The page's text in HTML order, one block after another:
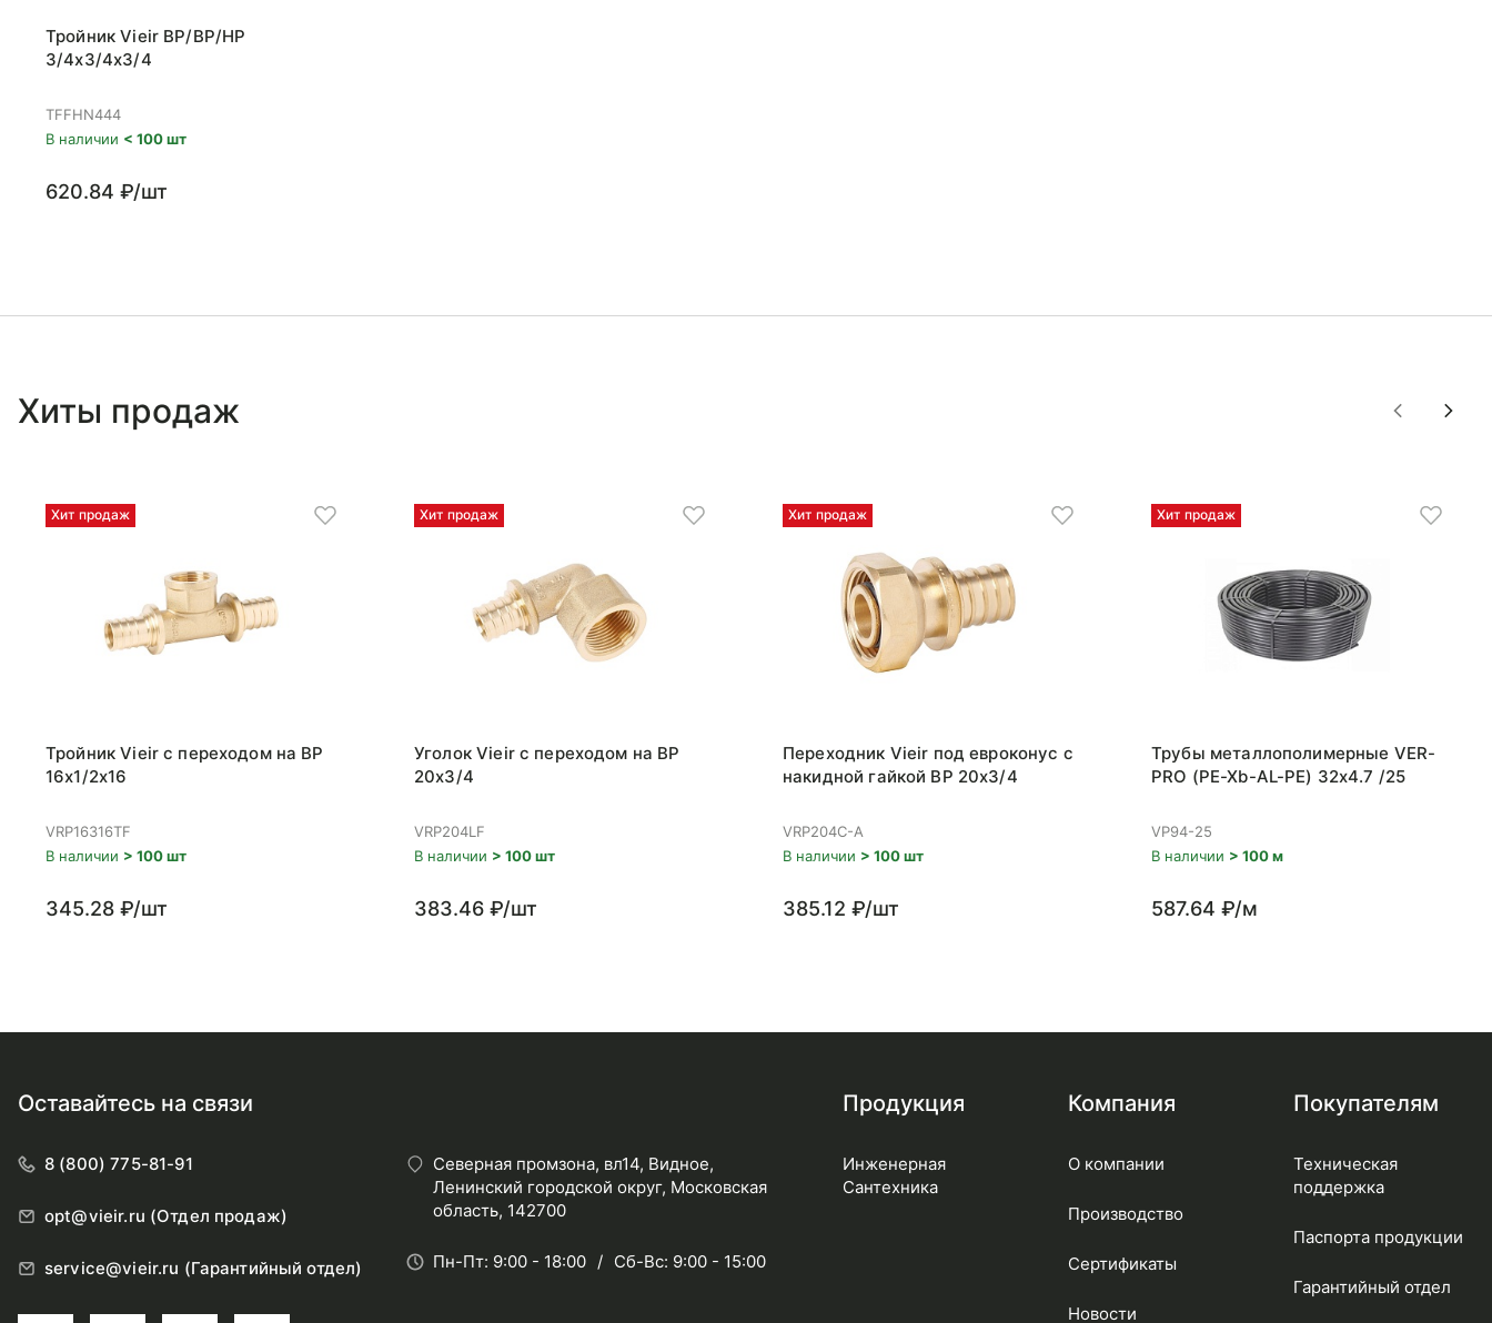
Тройник Vieir ВР/ВР/НР
3/4x3/4x3/4
TFFHN444
В наличии < 100 шт
620.84 ₽/шт
Хиты продаж
Хит продаж
Тройник Vieir с переходом на ВР
16x1/2x16
VRP16316TF
В наличии > 100 шт
345.28 ₽/шт
Хит продаж
Уголок Vieir с переходом на ВР
20x3/4
VRP204LF
В наличии > 100 шт
383.46 ₽/шт
Хит продаж
Переходник Vieir под евроконус с
накидной гайкой ВР 20x3/4
VRP204C-A
В наличии > 100 шт
385.12 ₽/шт
Хит продаж
Трубы металлополимерные VER-
PRO (PE-Xb-AL-PE) 32x4.7 /25
VP94-25
В наличии > 100 м
587.64 ₽/м
Оставайтесь на связи
8 (800) 775-81-91
opt@vieir.ru (Отдел продаж)
service@vieir.ru (Гарантийный отдел)
Северная промзона, вл14, Видное,
Ленинский городской округ, Московская
область, 142700
Пн-Пт: 9:00 - 18:00 Сб-Вс: 9:00 - 15:00
Продукция
Инженерная
Сантехника
Компания
О компании
Производство
Сертификаты
Новости
Покупателям
Техническая
поддержка
Паспорта продукции
Гарантийный отдел